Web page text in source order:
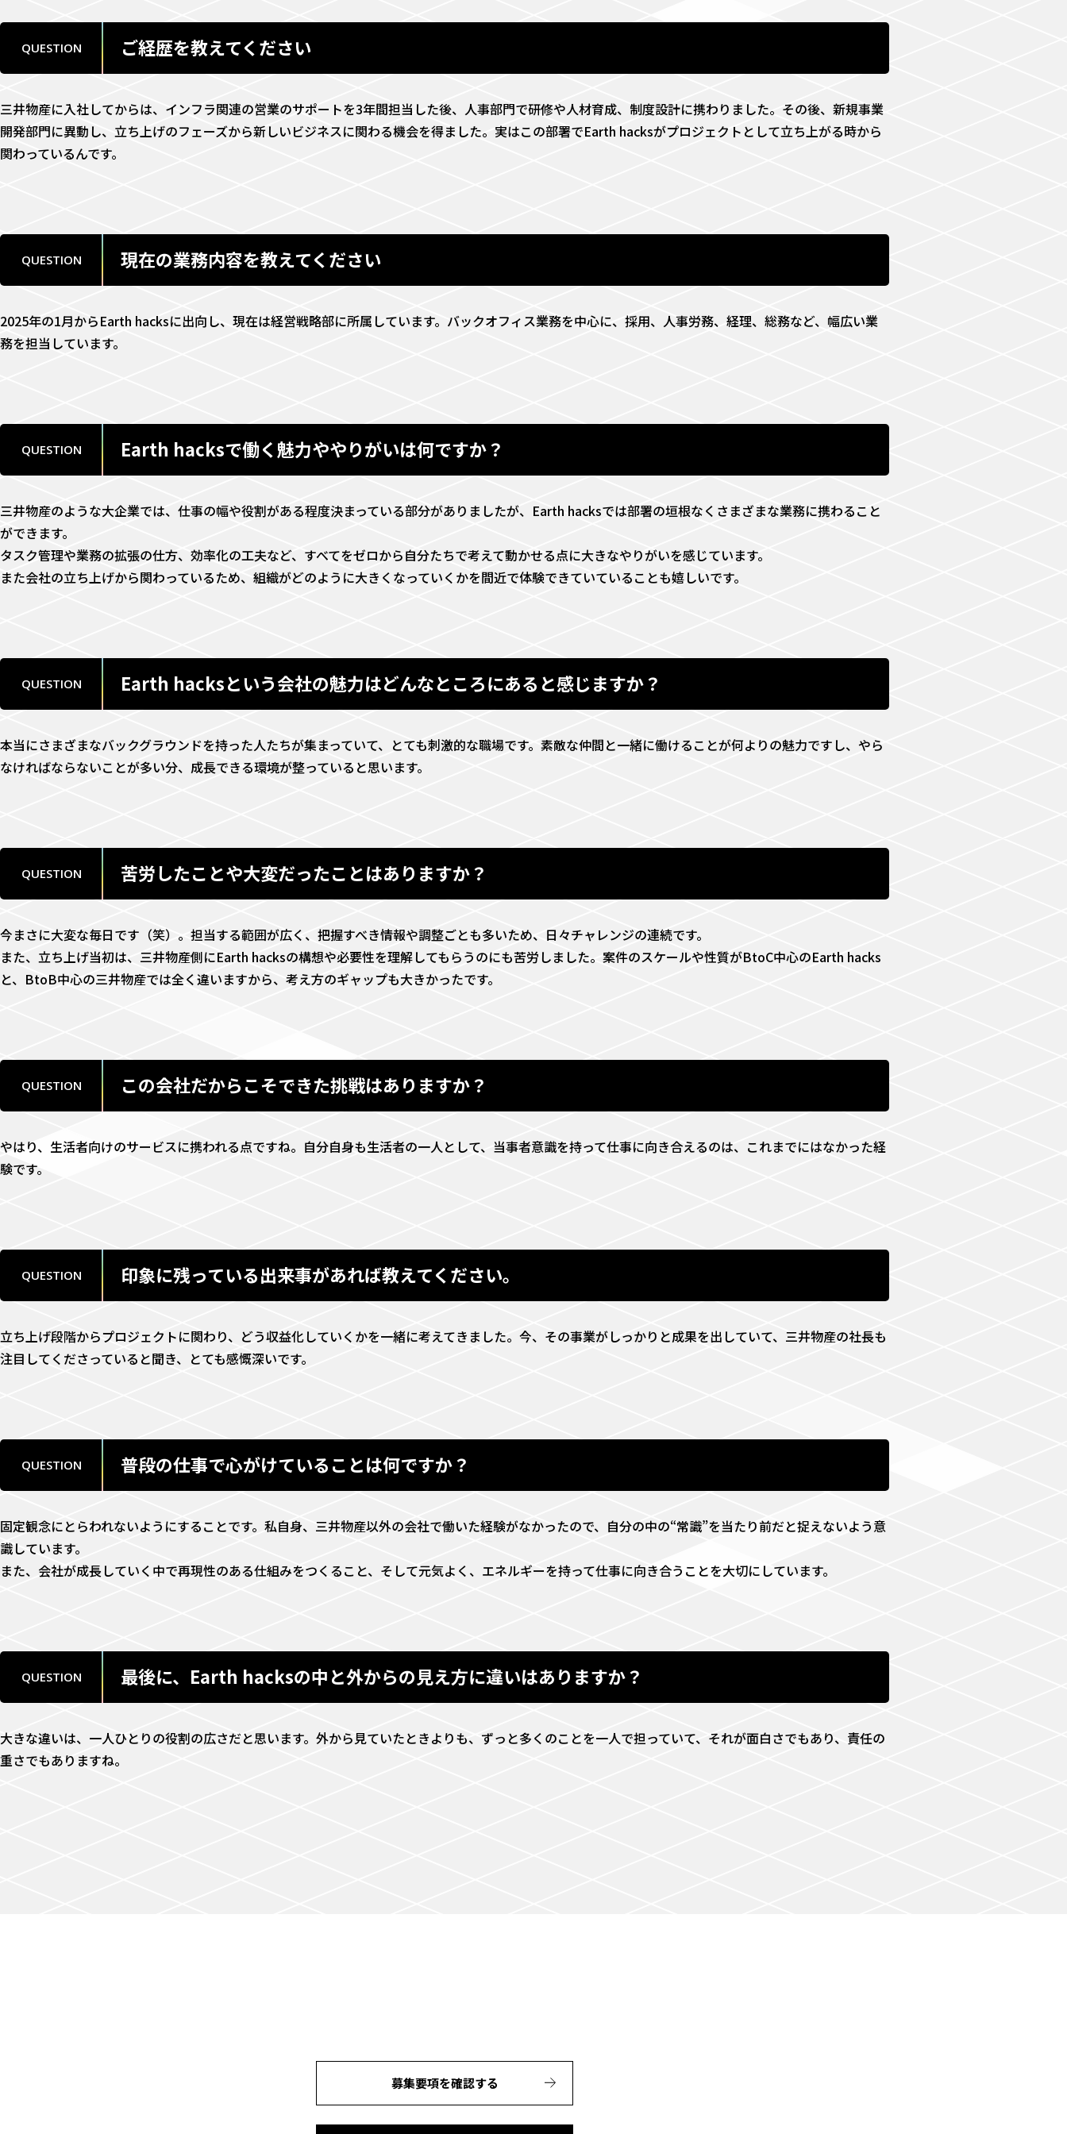
T
E
R
I
E
W
QUESTION ご経歴を教えてください
三井物産に入社してからは、インフラ関連の営業のサポートを3年間担当した後、人事部門で研修や人材育成、制度設計に携わりました。その後、新規事業
開発部門に異動し、立ち上げのフェーズから新しいビジネスに関わる機会を得ました。実はこの部署でEarth hacksがプロジェクトとして立ち上がる時から
関わっているんです。
QUESTION 現在の業務内容を教えてください
2025年の1月からEarth hacksに出向し、現在は経営戦略部に所属しています。バックオフィス業務を中心に、採用、人事労務、経理、総務など、幅広い業
務を担当しています。
QUESTION Earth hacksで働く魅力ややりがいは何ですか？
三井物産のような大企業では、仕事の幅や役割がある程度決まっている部分がありましたが、Earth hacksでは部署の垣根なくさまざまな業務に携わること
ができます。
タスク管理や業務の拡張の仕方、効率化の工夫など、すべてをゼロから自分たちで考えて動かせる点に大きなやりがいを感じています。
また会社の立ち上げから関わっているため、組織がどのように大きくなっていくかを間近で体験できていていることも嬉しいです。
QUESTION Earth hacksという会社の魅力はどんなところにあると感じますか？
本当にさまざまなバックグラウンドを持った人たちが集まっていて、とても刺激的な職場です。素敵な仲間と一緒に働けることが何よりの魅力ですし、やら
なければならないことが多い分、成長できる環境が整っていると思います。
QUESTION 苦労したことや大変だったことはありますか？
今まさに大変な毎日です（笑）。担当する範囲が広く、把握すべき情報や調整ごとも多いため、日々チャレンジの連続です。
また、立ち上げ当初は、三井物産側にEarth hacksの構想や必要性を理解してもらうのにも苦労しました。案件のスケールや性質がBtoC中心のEarth hacks
と、BtoB中心の三井物産では全く違いますから、考え方のギャップも大きかったです。
QUESTION この会社だからこそできた挑戦はありますか？
やはり、生活者向けのサービスに携われる点ですね。自分自身も生活者の一人として、当事者意識を持って仕事に向き合えるのは、これまでにはなかった経
験です。
QUESTION 印象に残っている出来事があれば教えてください。
立ち上げ段階からプロジェクトに関わり、どう収益化していくかを一緒に考えてきました。今、その事業がしっかりと成果を出していて、三井物産の社長も
注目してくださっていると聞き、とても感慨深いです。
QUESTION 普段の仕事で心がけていることは何ですか？
固定観念にとらわれないようにすることです。私自身、三井物産以外の会社で働いた経験がなかったので、自分の中の“常識”を当たり前だと捉えないよう意
識しています。
また、会社が成長していく中で再現性のある仕組みをつくること、そして元気よく、エネルギーを持って仕事に向き合うことを大切にしています。
QUESTION 最後に、Earth hacksの中と外からの見え方に違いはありますか？
大きな違いは、一人ひとりの役割の広さだと思います。外から見ていたときよりも、ずっと多くのことを一人で担っていて、それが面白さでもあり、責任の
重さでもありますね。
募集要項を確認する